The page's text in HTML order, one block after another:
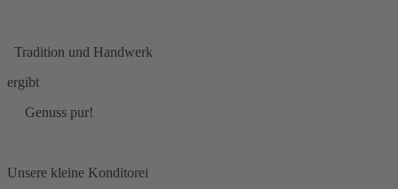
Tradition und Handwerk
ergibt
Genuss pur!
Unsere kleine Konditorei